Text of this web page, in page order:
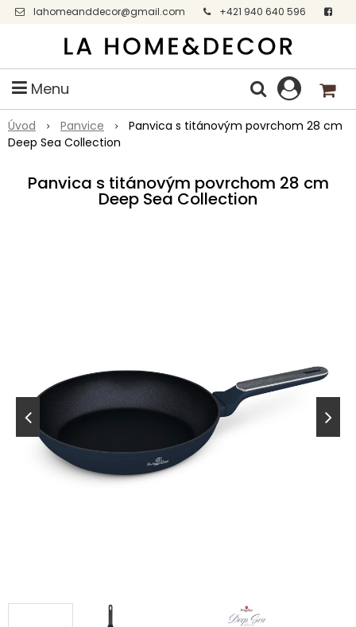
lahomeanddecor@gmail.com
+421 940 640 596
Facebook
Menu
Úvod Panvice
Panvica s titánovým povrchom 28 cm
Deep Sea Collection
Panvica s titánovým povrchom 28 cm
Deep Sea Collection